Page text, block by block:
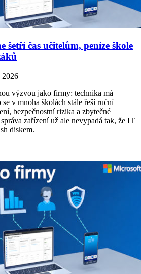
šetří čas učitelům, peníze škole
2026
výzvou jako firmy: technika má
v mnoha školách stále řeší ruční
bezpečnostní rizika a zbytečné
zařízení už ale nevypadá tak, že IT
diskem.